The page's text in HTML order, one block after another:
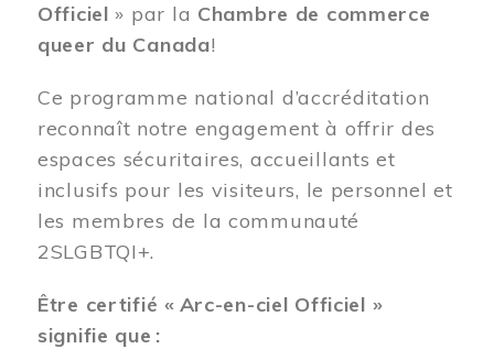
Officiel » par la Chambre de commerce
queer du Canada!
Ce programme national d’accréditation
reconnaît notre engagement à offrir des
espaces sécuritaires, accueillants et
inclusifs pour les visiteurs, le personnel et
les membres de la communauté
2SLGBTQI+.
Être certifié « Arc-en-ciel Officiel »
signifie que :